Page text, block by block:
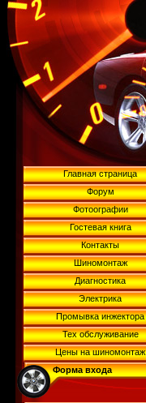
Главная страница
Форум
Фотоографии
Гостевая книга
Контакты
Шиномонтаж
Диагностика
Электрика
Промывка инжектора
Тех обслуживание
Цены на шиномонтаж
Форма входа